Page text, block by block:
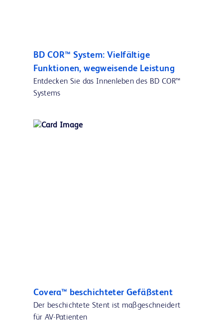
BD COR™ System: Vielfältige
Funktionen, wegweisende Leistung
Entdecken Sie das Innenleben des BD COR™
Systems
Covera™ beschichteter Gefäßstent
Der beschichtete Stent ist maßgeschneidert
für AV-Patienten